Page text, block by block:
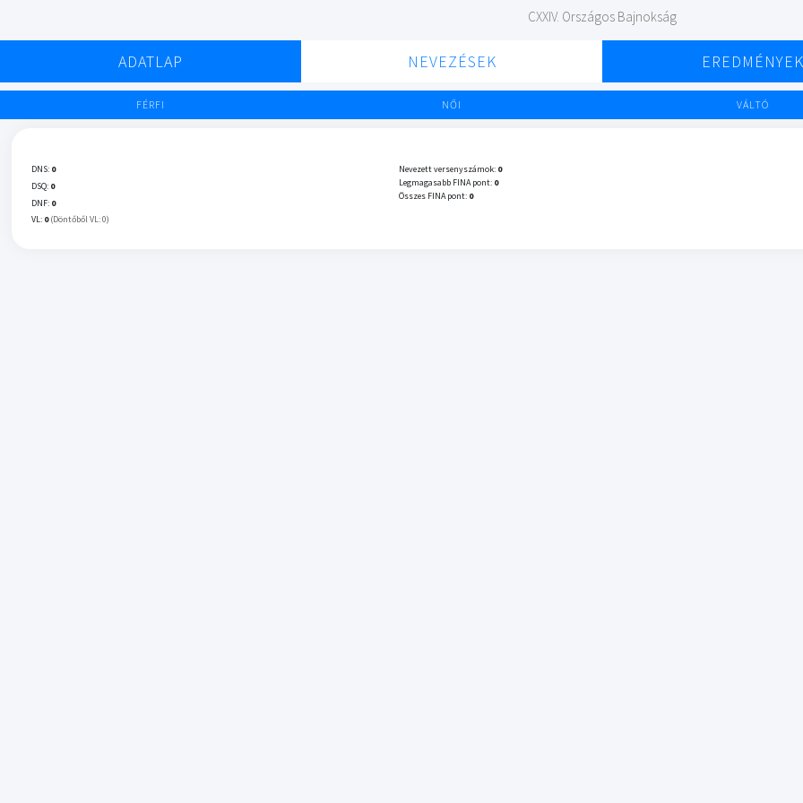
CXXIV. Országos Bajnokság
ADATLAP NEVEZÉSEK EREDMÉNYEK
FÉRFI NŐI VÁLTÓ
DNS: 0
DSQ: 0
DNF: 0
VL: 0 (Döntőből VL: 0)
Nevezett versenyszámok: 0
Legmagasabb FINA pont: 0
Összes FINA pont: 0